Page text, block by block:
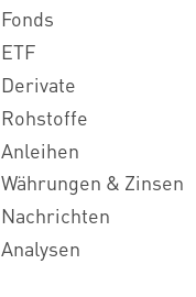
Fonds
ETF
Derivate
Rohstoffe
Anleihen
Währungen & Zinsen
Nachrichten
Analysen